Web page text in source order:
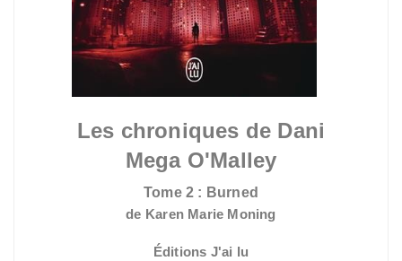
Les chroniques de Dani
Mega O'Malley
Tome 2 : Burned
de Karen Marie Moning
Éditions J'ai lu